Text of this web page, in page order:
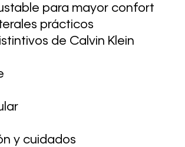
para mayor confort
prácticos
de Calvin Klein
y cuidados